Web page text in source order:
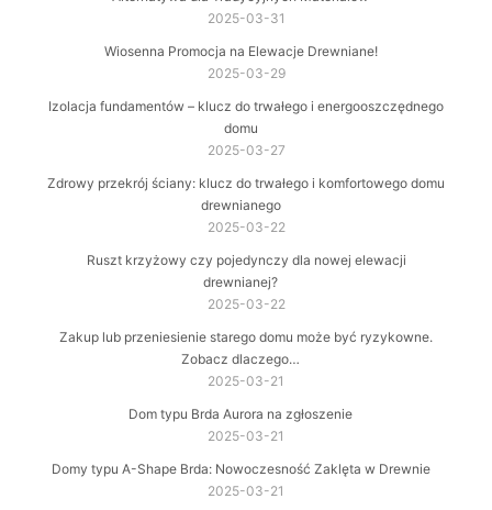
2025-03-31
Wiosenna Promocja na Elewacje Drewniane!
2025-03-29
Izolacja fundamentów – klucz do trwałego i energooszczędnego
domu
2025-03-27
Zdrowy przekrój ściany: klucz do trwałego i komfortowego domu
drewnianego
2025-03-22
Ruszt krzyżowy czy pojedynczy dla nowej elewacji
drewnianej?
2025-03-22
Zakup lub przeniesienie starego domu może być ryzykowne.
Zobacz dlaczego…
2025-03-21
Dom typu Brda Aurora na zgłoszenie
2025-03-21
Domy typu A-Shape Brda: Nowoczesność Zaklęta w Drewnie
2025-03-21